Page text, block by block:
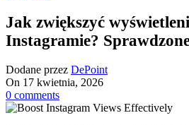
Jak zwiększyć
Instagramie?
Dodane przez DePoint
On 17 kwietnia, 2026
0 comments